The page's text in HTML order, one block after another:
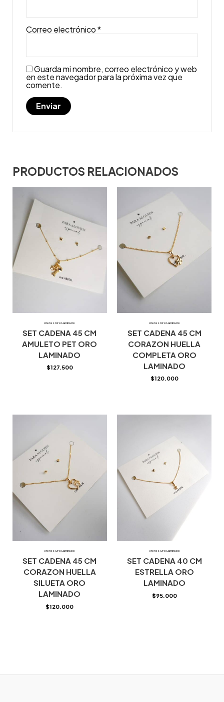
Correo electrónico*
Guarda mi nombre, correo electrónico y web
en este navegador para la próxima vez que
comente.
PRODUCTOS RELACIONADOS
Aretes Oro Laminado
SET CADENA 45 CM
AMULETO PET ORO
LAMINADO
$127.500
Aretes Oro Laminado
SET CADENA 45 CM
CORAZON HUELLA
COMPLETA ORO
LAMINADO
$120.000
Aretes Oro Laminado
SET CADENA 45 CM
CORAZON HUELLA
SILUETA ORO
LAMINADO
$120.000
Aretes Oro Laminado
SET CADENA 40 CM
ESTRELLA ORO
LAMINADO
$95.000